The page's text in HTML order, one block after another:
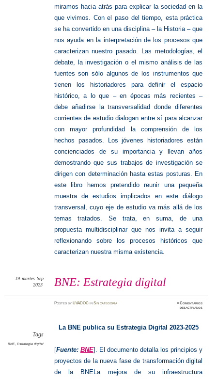
miramos hacia atrás para explicar la sociedad en la
que vivimos. Con el paso del tiempo, esta práctica
se ha convertido en una disciplina – la Historia – que
nos ayuda en la interpretación de los procesos que
caracterizan nuestro pasado. Las metodologías, el
debate, la investigación o el mismo análisis de las
fuentes son sólo algunos de los instrumentos que
tienen los historiadores para definir el espacio
histórico, a lo que – en épocas más recientes –
debe añadirse la transversalidad donde diferentes
corrientes de estudio dialogan entre sí para alcanzar
con mayor profundidad la comprensión de los
hechos pasados. Los jóvenes historiadores están
concienciados de su importancia y llevan años
demostrando que sus trabajos de investigación se
dirigen con determinación hasta estas posturas. En
este libro hemos pretendido reunir una pequeña
muestra de estudios implicados en este diálogo
transversal, cuyo eje de estudio va más allá de los
temas tratados. Se trata, en suma, de una
propuesta multidisciplinar que nos invita a seguir
reflexionando sobre los procesos históricos que
caracterizan nuestra misma existencia.
BNE: Estrategia digital
19 martes Sep
2023
PostedbyUVADOC inSin categoría ≈Comentarios
desactivadosen
Tags
BNE, Estrategia digital
La BNE publica su Estrategia Digital 2023-2025
[Fuente: BNE]. El documento detalla los principios y
proyectos de la nueva fase de transformación digital
de la BNELa mejora de su infraestructura